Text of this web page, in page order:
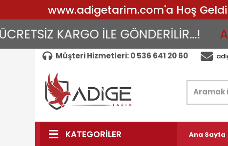
www.adigetarim.com'a Hoş
KARGO İLE GÖNDERİLİR...!
Müşteri Hizmetleri: 0 536 641 20 60
KATEGORİLER Ana Sayfa